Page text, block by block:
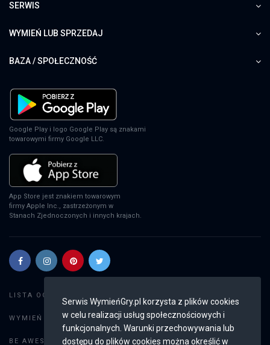
Serwis WymieńGry.pl korzysta z plików cookies
w celu realizacji usług społecznościowych i
funkcjonalnych. Warunki przechowywania lub
dostępu do plików cookies można określić w
SERWIS
WYMIEŃ LUB SPRZEDAJ
BAZA / SPOŁECZNOŚĆ
Google Play i logo Google Play są znakami
towarowymi firmy Google LLC.
App Store jest znakiem towarowym
firmy Apple Inc., zastrzeżonym w
Stanach Zjednoczonych i innych krajach.
LISTA OGŁOSZEŃ:
WYMIEŃ GRY: Dodaj ogłoszenie
BE AWESOME: Weryfikacja konta